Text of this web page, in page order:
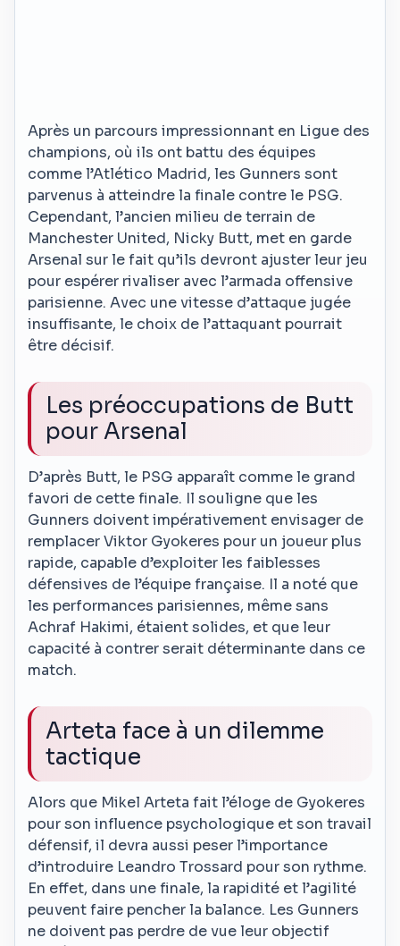
Après un parcours impressionnant en Ligue des
champions, où ils ont battu des équipes
comme l’Atlético Madrid, les Gunners sont
parvenus à atteindre la finale contre le PSG.
Cependant, l’ancien milieu de terrain de
Manchester United, Nicky Butt, met en garde
Arsenal sur le fait qu’ils devront ajuster leur jeu
pour espérer rivaliser avec l’armada offensive
parisienne. Avec une vitesse d’attaque jugée
insuffisante, le choix de l’attaquant pourrait
être décisif.
Les préoccupations de Butt
pour Arsenal
D’après Butt, le PSG apparaît comme le grand
favori de cette finale. Il souligne que les
Gunners doivent impérativement envisager de
remplacer Viktor Gyokeres pour un joueur plus
rapide, capable d’exploiter les faiblesses
défensives de l’équipe française. Il a noté que
les performances parisiennes, même sans
Achraf Hakimi, étaient solides, et que leur
capacité à contrer serait déterminante dans ce
match.
Arteta face à un dilemme
tactique
Alors que Mikel Arteta fait l’éloge de Gyokeres
pour son influence psychologique et son travail
défensif, il devra aussi peser l’importance
d’introduire Leandro Trossard pour son rythme.
En effet, dans une finale, la rapidité et l’agilité
peuvent faire pencher la balance. Les Gunners
ne doivent pas perdre de vue leur objectif